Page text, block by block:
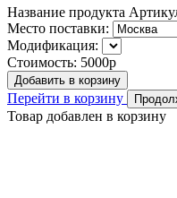
Название продукта
Место поставки:
Модификация:
Стоимость: 5000р
Добавить в корзину
Перейти в корзину
Товар добавлен в корзину